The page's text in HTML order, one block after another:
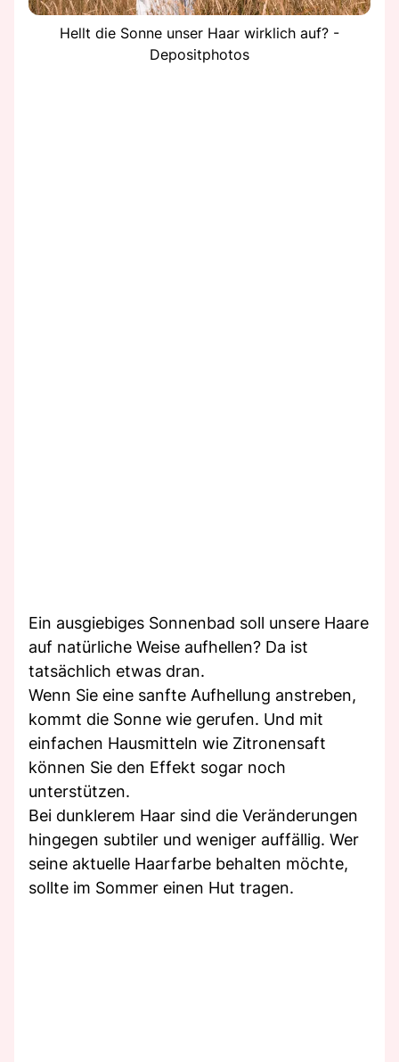
Hellt die Sonne unser Haar wirklich auf? -
Depositphotos
Ein ausgiebiges Sonnenbad soll unsere Haare
auf natürliche Weise aufhellen? Da ist
tatsächlich etwas dran.
Wenn Sie eine sanfte Aufhellung anstreben,
kommt die Sonne wie gerufen. Und mit
einfachen Hausmitteln wie Zitronensaft
können Sie den Effekt sogar noch
unterstützen.
Bei dunklerem Haar sind die Veränderungen
hingegen subtiler und weniger auffällig. Wer
seine aktuelle Haarfarbe behalten möchte,
sollte im Sommer einen Hut tragen.